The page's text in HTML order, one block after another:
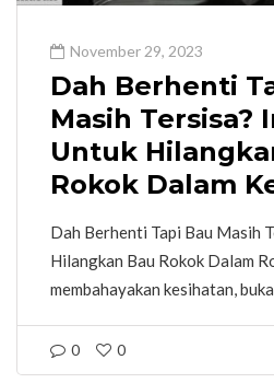
November 29, 2023
Dah Berhenti
Masih Tersisa?
Untuk
Rokok Dalam
Dah Berhenti Tapi Bau Masih
Hilangkan Bau Rokok Dalam
membahayakan kesihatan,
0 0